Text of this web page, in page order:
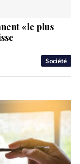
Société
«le plus